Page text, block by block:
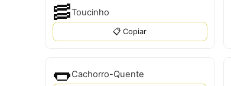
🥓Toucinho
📋 Copiar
🌭Cachorro-Quente